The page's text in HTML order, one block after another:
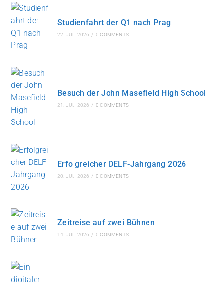
Studienfahrt der Q1 nach Prag
22. JULI 2026 / 0 COMMENTS
Besuch der John Masefield High School
21. JULI 2026 / 0 COMMENTS
Erfolgreicher DELF-Jahrgang 2026
20. JULI 2026 / 0 COMMENTS
Zeitreise auf zwei Bühnen
14. JULI 2026 / 0 COMMENTS